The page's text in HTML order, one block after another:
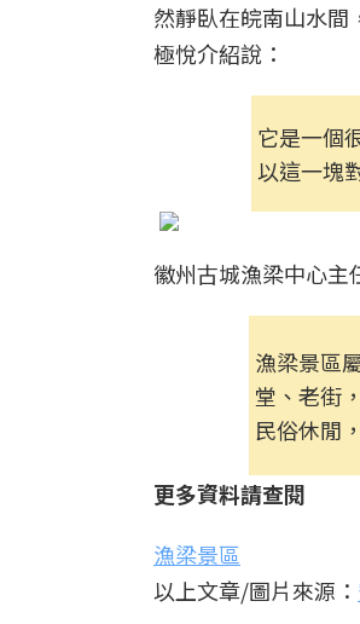
然靜臥在皖南山水間
極悅介紹說：
它是一個
以這一塊
徽州古城漁梁中心主
漁梁景區
堂、老街
民俗休閒
更多資料請查閱
漁梁景區
以上文章/圖片來源：